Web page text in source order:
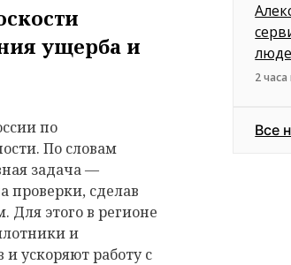
ущерба и
по
По словам
задача —
проверки, сделав
этого в регионе
и
ускоряют работу с
2
Все